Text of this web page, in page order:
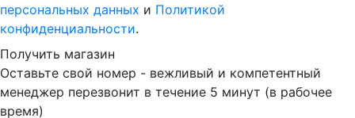
персональных данных и Политикой
конфиденциальности.
Получить магазин
Оставьте свой номер - вежливый и компетентный
менеджер перезвонит в течение 5 минут (в рабочее
время)